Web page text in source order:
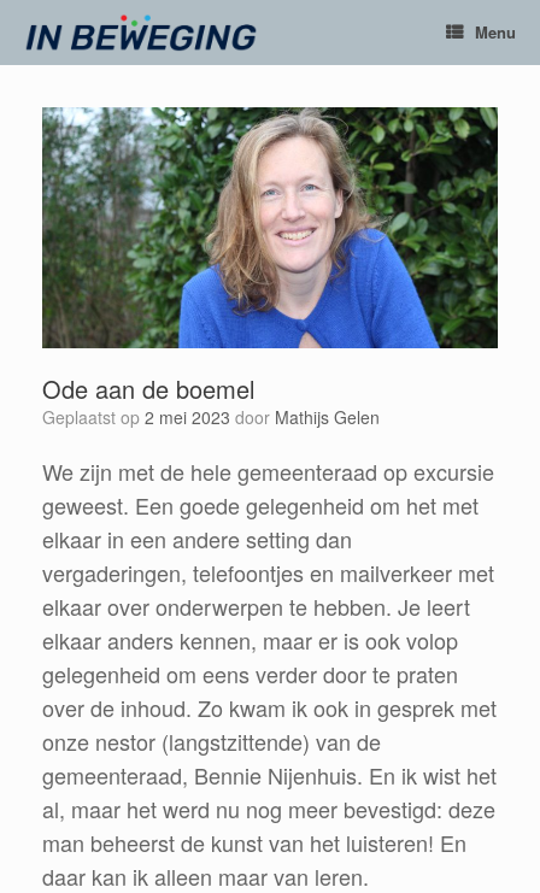
naar
Menu
Ode aan de boemel
Geplaatst op 2 mei 2023 door Mathijs Gelen
We zijn met de hele gemeenteraad op excursie
geweest. Een goede gelegenheid om het met
elkaar in een andere setting dan
vergaderingen, telefoontjes en mailverkeer met
elkaar over onderwerpen te hebben. Je leert
elkaar anders kennen, maar er is ook volop
gelegenheid om eens verder door te praten
over de inhoud. Zo kwam ik ook in gesprek met
onze nestor (langstzittende) van de
gemeenteraad, Bennie Nijenhuis. En ik wist het
al, maar het werd nu nog meer bevestigd: deze
man beheerst de kunst van het luisteren! En
daar kan ik alleen maar van leren.